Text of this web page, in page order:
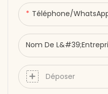
Téléphone/
Nom De
Déposer
aucun adaptateur
nécessaire • Conception
mains libres et allongée
pour un confort optimal.
Récupérez en vous
reposant. Régénérez-vous
de l’intérieur.